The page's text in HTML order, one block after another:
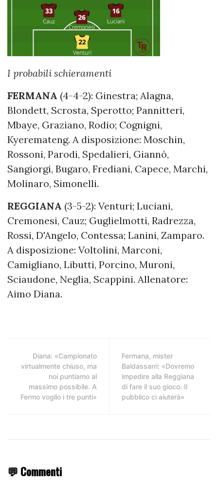
I probabili schieramenti
FERMANA (4-4-2): Ginestra; Alagna,
Blondett, Scrosta, Sperotto; Pannitteri,
Mbaye, Graziano, Rodio; Cognigni,
Kyeremateng. A disposizione: Moschin,
Rossoni, Parodi, Spedalieri, Giannò,
Sangiorgi, Bugaro, Frediani, Capece, Marchi,
Molinaro, Simonelli.
REGGIANA (3-5-2): Venturi; Luciani,
Cremonesi, Cauz; Guglielmotti, Radrezza,
Rossi, D'Angelo, Contessa; Lanini, Zamparo.
A disposizione: Voltolini, Marconi,
Camigliano, Libutti, Porcino, Muroni,
Sciaudone, Neglia, Scappini. Allenatore:
Aimo Diana.
Diana: «Campionato
virtualmente chiuso, ma
noi puntiamo al
massimo possibile. A
Fermo voglio i tre punti»
Fermana, mister
Baldassarri: «Dovremo
impedire alla Reggiana
di fare il suo gioco. Il
pubblico ci aiuterà»
💬 Commenti